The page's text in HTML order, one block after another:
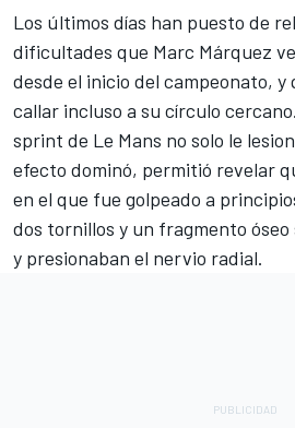
Los últimos días han puesto de
dificultades que Marc Márquez
desde el inicio del campeonato,
callar incluso a su círculo
sprint de Le Mans no solo le
efecto dominó, permitió revelar
en el que fue golpeado a
dos tornillos y un fragmento óseo
y presionaban el nervio radial.